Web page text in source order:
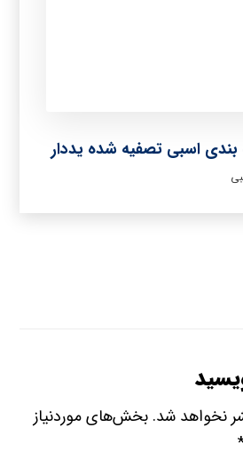
اسبی تصفیه شده یددار
نخواهد شد. بخش‌های موردنیاز